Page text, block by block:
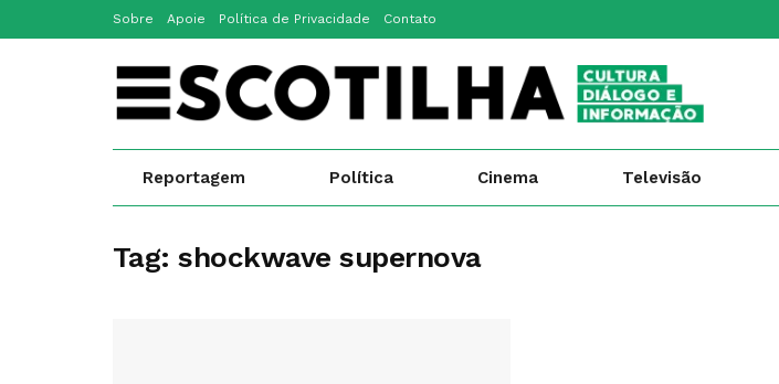
Sobre Apoie Política de Privacidade Contato
Reportagem Política Cinema Televisão
Tag:shockwave supernova